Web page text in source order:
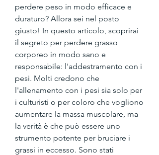
perdere peso in modo efficace e
duraturo? Allora sei nel posto
giusto! In questo articolo, scoprirai
il segreto per perdere grasso
corporeo in modo sano e
responsabile: l'addestramento con i
pesi. Molti credono che
l'allenamento con i pesi sia solo per
i culturisti o per coloro che vogliono
aumentare la massa muscolare, ma
la verità è che può essere uno
strumento potente per bruciare i
grassi in eccesso. Sono stati